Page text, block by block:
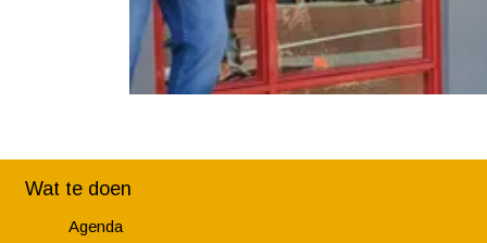
Wat te doen
Agenda